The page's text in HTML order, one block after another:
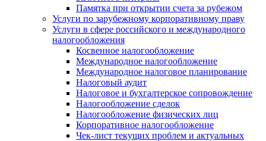
Памятка при открытии счета за рубежом
Услуги по зарубежному корпоративному праву
Услуги в сфере российского и международного
налогообложения
Косвенное налогообложение
Международное налогообложение
Международное налоговое планирование
Налоговый аудит
Налоговое и бухгалтерское сопровождение
Налогообложение сделок
Налогообложение физических лиц
Корпоративное налогообложение
Чек-лист текущих проблем и актуальных